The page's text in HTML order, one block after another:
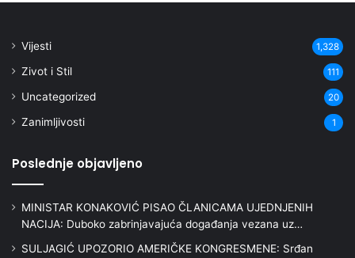
Vijesti 1,328
Zivot i Stil 111
Uncategorized 20
Zanimljivosti 1
Poslednje objavljeno
MINISTAR KONAKOVIĆ PISAO ČLANICAMA UJEDNJENIH
NACIJA: Duboko zabrinjavajuća događanja vezana uz…
SULJAGIĆ UPOZORIO AMERIČKE KONGRESMENE: Srđan